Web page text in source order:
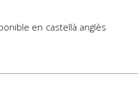
en castellà anglès